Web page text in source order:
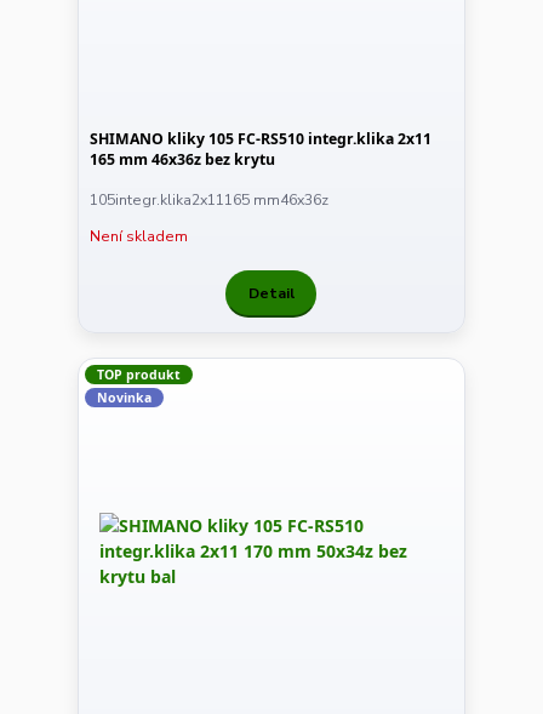
SHIMANO kliky 105 FC-RS510 integr.klika 2x11
165 mm 46x36z bez krytu
105integr.klika2x11165 mm46x36z
Není skladem
Detail
TOP produkt
Novinka